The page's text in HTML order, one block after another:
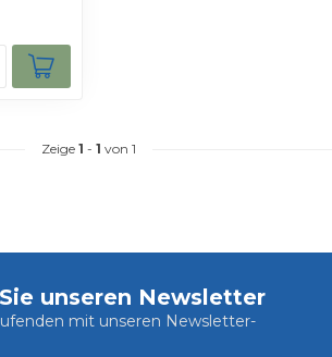
...
Zeige 1 - 1 von 1
unseren Newsletter
mit unseren Newsletter-